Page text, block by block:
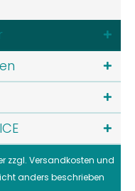
zzgl. Versandkosten und
anders beschrieben